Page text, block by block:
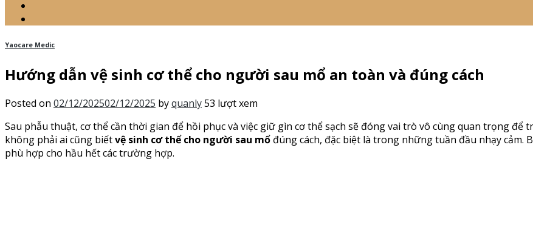
Yaocare Medic
Hướng dẫn vệ sinh cơ thể cho người sau mổ an toàn và đúng cách
Posted on 02/12/202502/12/2025 byquanly53 lượt xem
Sau phẫu thuật, cơ thể cần thời gian để hồi phục và việc giữ gìn cơ thể sạch sẽ đóng vai trò vô cùng quan trọng
không phải ai cũng biếtvệ sinh cơ thể cho người sau mổ đúng cách, đặc biệt là trong những tuần đầu nhạy cảm.
phù hợp cho hầu hết các trường hợp.